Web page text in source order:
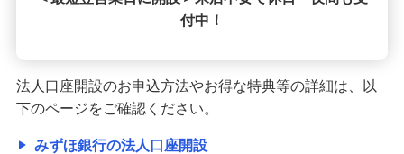
付中！
法人口座開設のお申込方法やお得な特典等の詳細は、以
下のページをご確認ください。
みずほ銀行の法人口座開設